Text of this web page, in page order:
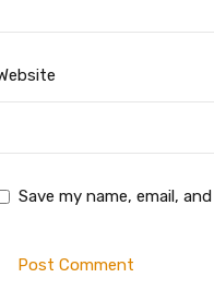
Save my name, email,